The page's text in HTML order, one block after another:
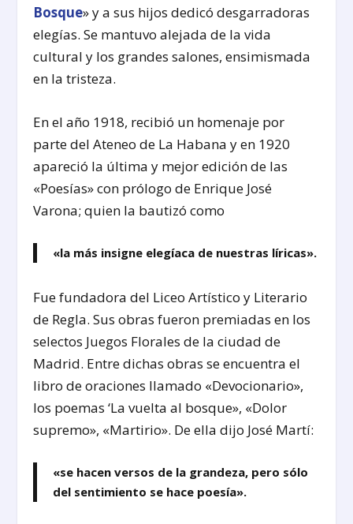
Bosque» y a sus hijos dedicó desgarradoras
elegías. Se mantuvo alejada de la vida
cultural y los grandes salones, ensimismada
en la tristeza.
En el año 1918, recibió un homenaje por
parte del Ateneo de La Habana y en 1920
apareció la última y mejor edición de las
«Poesías» con prólogo de Enrique José
Varona; quien la bautizó como
«la más insigne elegíaca de nuestras líricas».
Fue fundadora del Liceo Artístico y Literario
de Regla. Sus obras fueron premiadas en los
selectos Juegos Florales de la ciudad de
Madrid. Entre dichas obras se encuentra el
libro de oraciones llamado «Devocionario»,
los poemas ‘La vuelta al bosque», «Dolor
supremo», «Martirio». De ella dijo José Martí:
«se hacen versos de la grandeza, pero sólo
del sentimiento se hace poesía».